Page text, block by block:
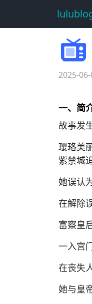
2025-
一、简
故事发
璎珞美
紫禁城
她误认
在解除
富察皇
一入宫
在丧失
她与皇